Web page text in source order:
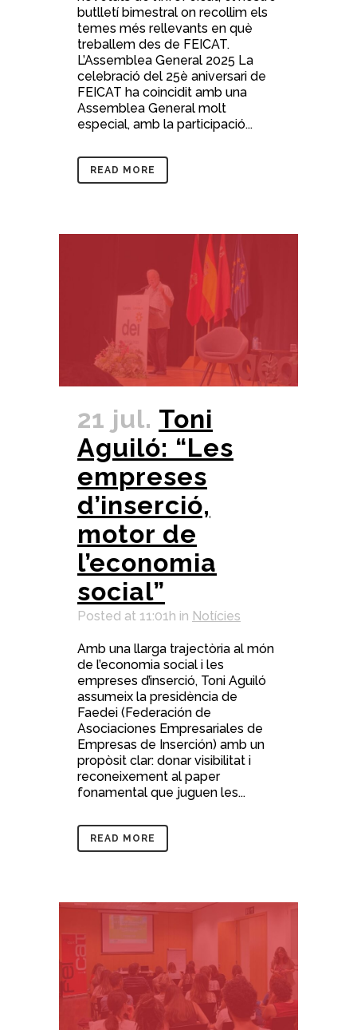
butlletí bimestral on recollim els
temes més rellevants en què
treballem des de FEICAT.
L’Assemblea General 2025 La
celebració del 25è aniversari de
FEICAT ha coincidit amb una
Assemblea General molt
especial, amb la participació...
READ MORE
21 jul. Toni
Aguiló: “Les
empreses
d’inserció,
motor de
l’economia
social”
Posted at 11:01h in Notícies
Amb una llarga trajectòria al món
de l’economia social i les
empreses d’inserció, Toni Aguiló
assumeix la presidència de
Faedei (Federación de
Asociaciones Empresariales de
Empresas de Inserción) amb un
propòsit clar: donar visibilitat i
reconeixement al paper
fonamental que juguen les...
READ MORE